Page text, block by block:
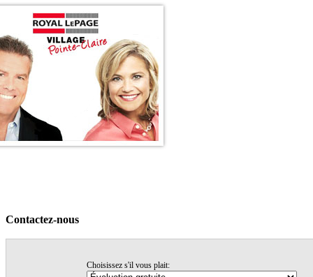
Accueil
Voir nos maisons
Témonignages
Trucs & conseils
Contactez-nous
Contactez-nous
Choisissez s'il vous plait: